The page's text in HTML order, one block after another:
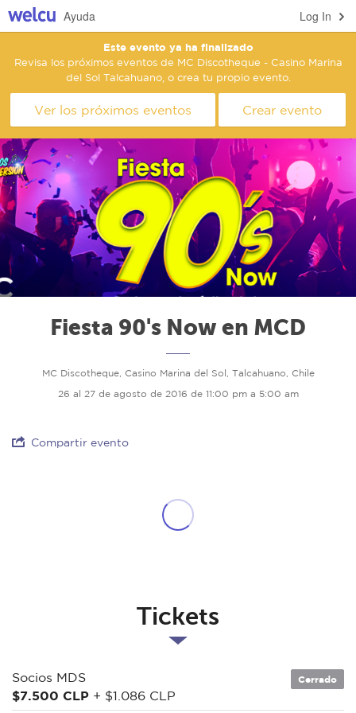
Log In
Ayuda
Este evento ya ha finalizado
Revisa los próximos eventos de MC Discotheque - Casino Marina
del Sol Talcahuano, o crea tu propio evento.
Ver los próximos eventos Crear evento
Fiesta 90's Now en MCD
MC Discotheque, Casino Marina del Sol, Talcahuano, Chile
26 al 27 de agosto de 2016 de 11:00 pm a 5:00 am
Compartir evento
Tickets
Socios MDS
$7.500 CLP + $1.086 CLP
Cerrado